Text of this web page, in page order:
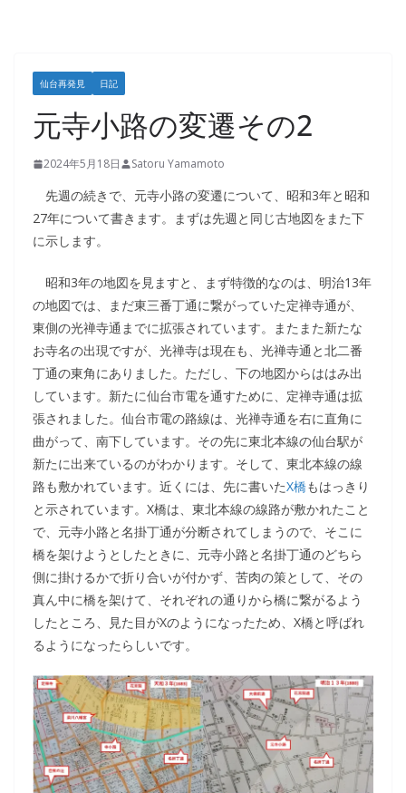
仙台再発見 日記
元寺小路の変遷その2
2024年5月18日 Satoru Yamamoto
先週の続きで、元寺小路の変遷について、昭和3年と昭和
27年について書きます。まずは先週と同じ古地図をまた下
に示します。
昭和3年の地図を見ますと、まず特徴的なのは、明治13年
の地図では、まだ東三番丁通に繋がっていた定禅寺通が、
東側の光禅寺通までに拡張されています。またまた新たな
お寺名の出現ですが、光禅寺は現在も、光禅寺通と北二番
丁通の東角にありました。ただし、下の地図からははみ出
しています。新たに仙台市電を通すために、定禅寺通は拡
張されました。仙台市電の路線は、光禅寺通を右に直角に
曲がって、南下しています。その先に東北本線の仙台駅が
新たに出来ているのがわかります。そして、東北本線の線
路も敷かれています。近くには、先に書いたX橋もはっきり
と示されています。X橋は、東北本線の線路が敷かれたこと
で、元寺小路と名掛丁通が分断されてしまうので、そこに
橋を架けようとしたときに、元寺小路と名掛丁通のどちら
側に掛けるかで折り合いが付かず、苦肉の策として、その
真ん中に橋を架けて、それぞれの通りから橋に繋がるよう
したところ、見た目がXのようになったため、X橋と呼ばれ
るようになったらしいです。